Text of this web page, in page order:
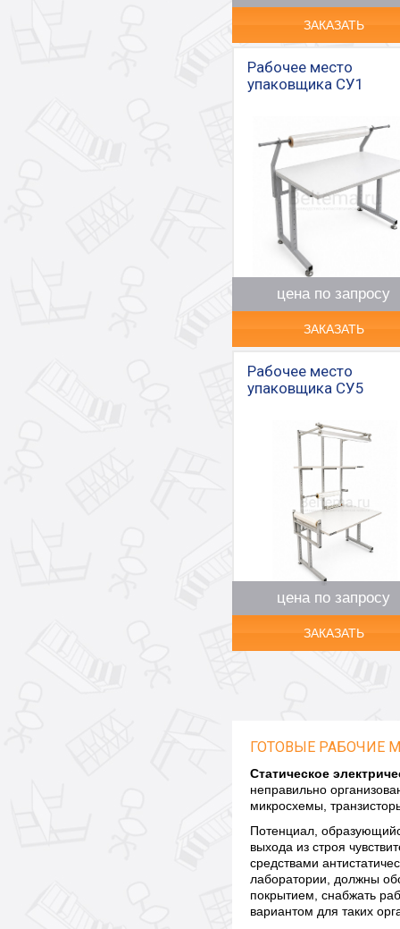
ЗАКАЗАТЬ
Рабочее место
упаковщика СУ1
цена по запросу
ЗАКАЗАТЬ
Рабочее место
упаковщика СУ5
цена по запросу
ЗАКАЗАТЬ
ГОТОВЫЕ РАБОЧИЕ
Статическое
неправильно
микросхемы,
Потенциал,
выхода из строя
средствами
лаборатории, должны
покрытием, снабжать
вариантом для таких